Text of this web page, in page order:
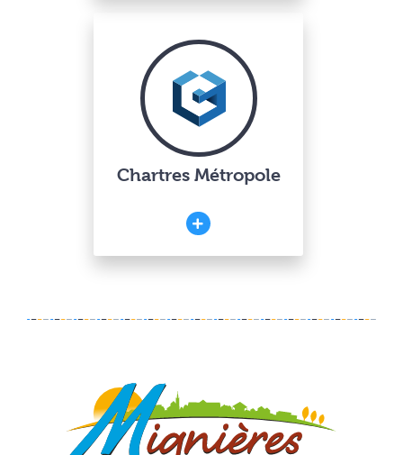
Chartres Métropole